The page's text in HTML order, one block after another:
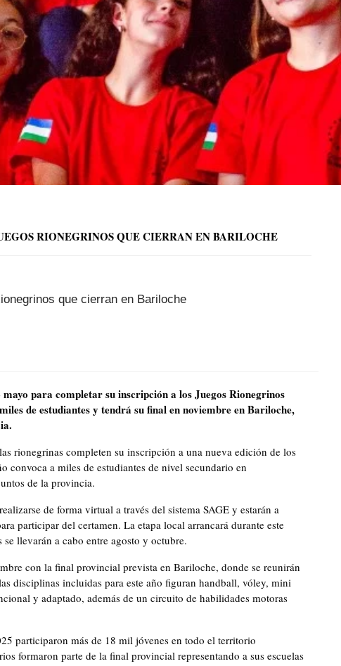
RIONEGRINOS QUE CIERRAN EN BARILOCHE
que cierran en Bariloche
para completar su inscripción a los Juegos Rionegrinos
de estudiantes y tendrá su final en noviembre en Bariloche,
rionegrinas completen su inscripción a una nueva edición de los
convoca a miles de estudiantes de nivel secundario en
de la provincia.
de forma virtual a través del sistema SAGE y estarán a
participar del certamen. La etapa local arrancará durante este
llevarán a cabo entre agosto y octubre.
con la final provincial prevista en Bariloche, donde se reunirán
disciplinas incluidas para este año figuran handball, vóley, mini
y adaptado, además de un circuito de habilidades motoras
participaron más de 18 mil jóvenes en todo el territorio
formaron parte de la final provincial representando a sus escuelas